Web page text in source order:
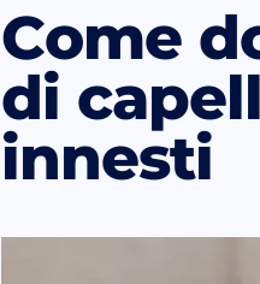
Nome *
Email *
Come
di
innesti